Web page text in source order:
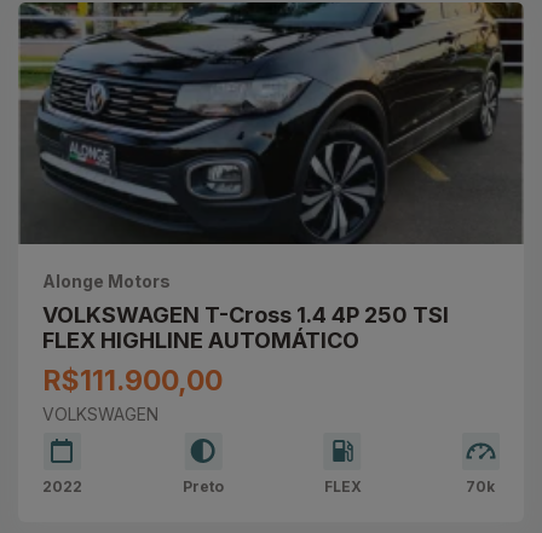
Alonge Motors
VOLKSWAGEN T-Cross 1.4 4P 250 TSI
FLEX HIGHLINE AUTOMÁTICO
R$111.900,00
VOLKSWAGEN
2022 Preto FLEX 70k